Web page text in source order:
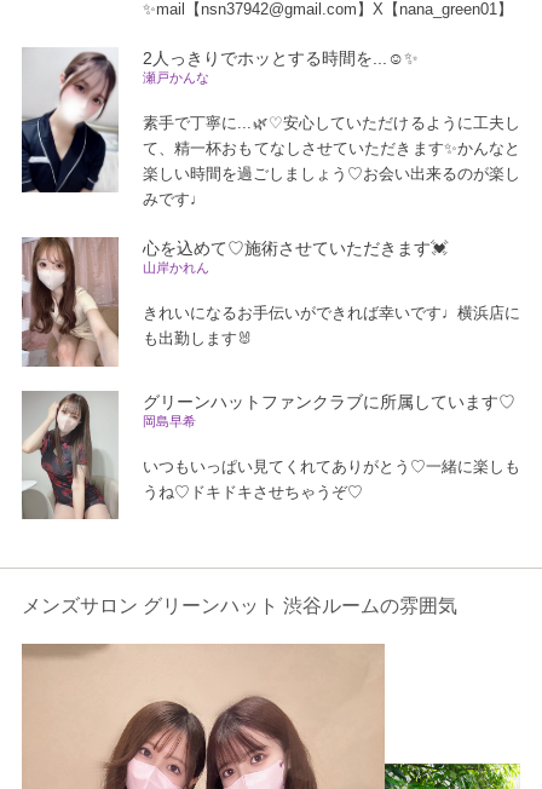
✨mail【nsn37942@gmail.com】X【nana_green01】
2人っきりでホッとする時間を...☺️✨
瀬戸かんな
素手で丁寧に...🌿♡安心していただけるように工夫し
て、精一杯おもてなしさせていただきます✨かんなと
楽しい時間を過ごしましょう♡お会い出来るのが楽し
みです♩
心を込めて♡施術させていただきます💓
山岸かれん
きれいになるお手伝いができれば幸いです♩横浜店に
も出勤します🐰
グリーンハットファンクラブに所属しています♡
岡島早希
いつもいっぱい見てくれてありがとう♡一緒に楽しも
うね♡ドキドキさせちゃうぞ♡
メンズサロン グリーンハット 渋谷ルームの雰囲気